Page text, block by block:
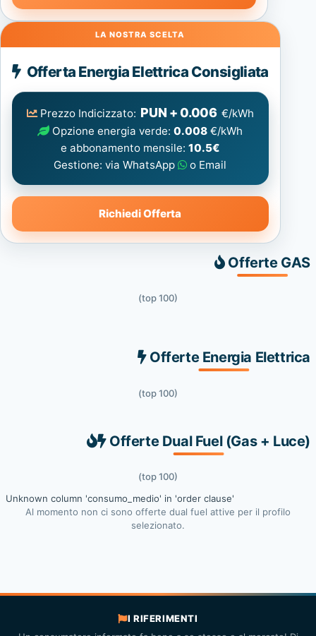
Energia
Elettrica
consigliata
Offerta Energia Elettrica Consigliata
Prezzo Indicizzato: PUN + 0.006 €/kWh
Opzione energia verde:0.008 €/kWh
e abbonamento mensile: 10.5€
Gestione: via WhatsApp
o Email
Richiedi Offerta
Offerte GAS
(top 100)
Offerte Energia Elettrica
(top 100)
Offerte Dual Fuel (Gas + Luce)
(top 100)
Unknown column 'consumo_medio' in 'order clause'
Al momento non ci sono offerte dual fuel attive per il profilo
selezionato.
I RIFERIMENTI